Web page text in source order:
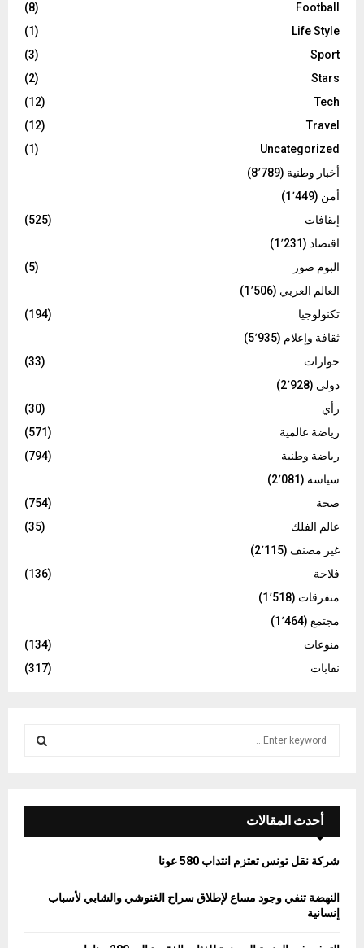
Football
(8)
Life Style
(1)
Sport
(3)
Stars
(2)
Tech
(12)
Travel
(12)
Uncategorized
(1)
أخبار وطنية (8٬789)
أمن (1٬449)
إيقافات
(525)
اقتصاد (1٬231)
البوم صور
(5)
العالم العربي (1٬506)
تكنولوجيا
(194)
ثقافة وإعلام (5٬935)
حوارات
(33)
دولي (2٬928)
رأي
(30)
رياضة عالمية
(571)
رياضة وطنية
(794)
سياسة (2٬081)
صحة
(754)
عالم الفلك
(35)
غير مصنف (2٬115)
فلاحة
(136)
متفرقات (1٬518)
مجتمع (1٬464)
منوعات
(134)
نقابات
(317)
f
r
E
A
أحدث المقالات
شركة نقل تونس تعتزم انتداب 580 عونا
النهضة تنفي وجود مساع لإطلاق سراح الغنوشي والشابي لأسباب
إنسانية